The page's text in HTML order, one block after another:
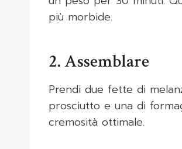
più morbide.
2. Assemblare
Prendi due fette di
prosciutto e una di
cremosità ottimale.